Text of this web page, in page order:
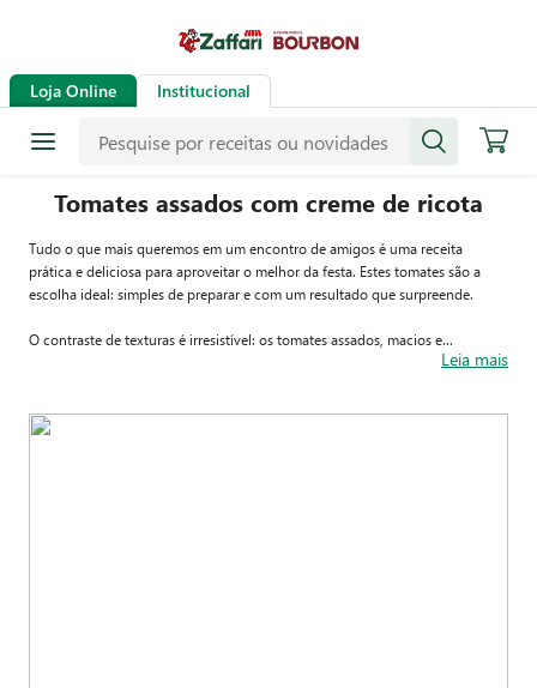
Loja Online Institucional
Tomates assados com creme de ricota
Tudo o que mais queremos em um encontro de amigos é uma receita
prática e deliciosa para aproveitar o melhor da festa. Estes tomates são a
escolha ideal: simples de preparar e com um resultado que surpreende.
O contraste de texturas é irresistível: os tomates assados, macios e
suculentos, combinam perfeitamente com a ricota aveludado. Servidos com
Leia mais